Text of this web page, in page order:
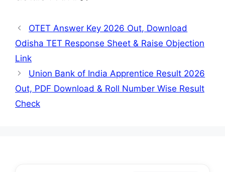
OTET Answer Key 2026 Out, Download
Odisha TET Response Sheet & Raise Objection
Link
Union Bank of India Apprentice Result 2026
Out, PDF Download & Roll Number Wise Result
Check